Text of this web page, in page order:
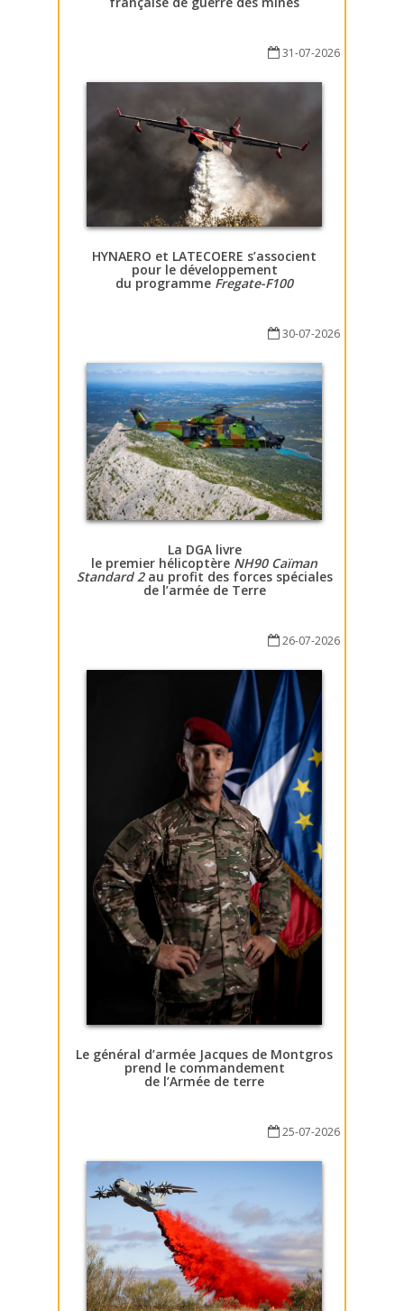
31-07-2026
HYNAERO et LATECOERE s’associent
pour le développement
du programme Fregate-F100
30-07-2026
La DGA livre
le premier hélicoptère NH90 Caïman
Standard 2au profit des forces spéciales
de l’armée de Terre
26-07-2026
Le général d’armée Jacques de Montgros
prend le commandement
de l’Armée de terre
25-07-2026